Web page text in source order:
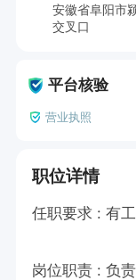
安徽省阜阳市
交叉口
平台核验
营业执照
职位详情
任职要求 : 有
岗位职责 : 负